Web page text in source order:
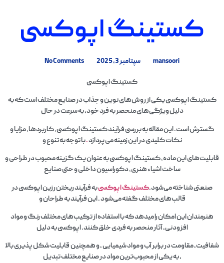
کستینگ اپوکسی
mansoori سپتامبر 3, 2025 No Comments
کستینگ اپوکسی
کستینگ اپوکسی یکی از روش‌های نوین و جذاب در صنایع مختلف است که به
دلیل ویژگی‌های منحصر به فرد خود، به سرعت در حال
گسترش است. این مقاله به بررسی فرآیند کستینگ اپوکسی، کاربردها، مزایا و
نکات کلیدی در این زمینه می‌پردازد.با توجه به تنوع و
قابلیت‌های این ماده، کستینگ اپوکسی به عنوان یک گزینه محبوب در طراحی و
ساخت اشیاء هنری، دکوراسیون داخلی و حتی صنایع
صنعتی شناخته می‌شود.کستینگ اپوکسیبه فرآیند ریختن رزین اپوکسی در
قالب‌های مختلف گفته می‌شود . این فرآیند به طراحان و
هنرمندان این امکان را میدهد که با استفاده از ترکیب‌های مختلف رنگ و مواد
افزودنی، آثار منحصر به فردی خلق کنند. اپوکسی به دلیل
شفافیت، مقاومت در برابر آب و مواد شیمیایی ، و همچنین قابلیت شکل‌ پذیری بالا
، به یکی از محبوب‌ترین مواد در صنایع مختلف تبدیل